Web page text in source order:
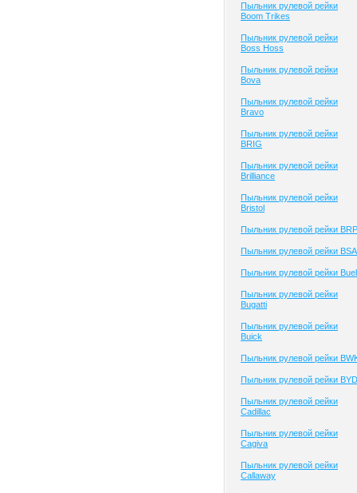
Пыльник рулевой рейки
Boom Trikes
Пыльник рулевой рейки
Boss Hoss
Пыльник рулевой рейки
Bova
Пыльник рулевой рейки
Bravo
Пыльник рулевой рейки
BRIG
Пыльник рулевой рейки
Brilliance
Пыльник рулевой рейки
Bristol
Пыльник рулевой рейки BRP
Пыльник рулевой рейки BSA
Пыльник рулевой рейки
Пыльник рулевой рейки
Bugatti
Пыльник рулевой рейки
Buick
Пыльник рулевой рейки
Пыльник рулевой рейки BYD
Пыльник рулевой рейки
Cadillac
Пыльник рулевой рейки
Cagiva
Пыльник рулевой рейки
Callaway